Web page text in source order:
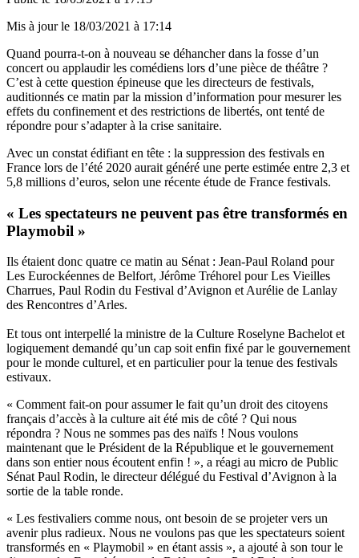
Mis à jour le 18/03/2021 à 17:14
Quand pourra-t-on à nouveau se déhancher dans la fosse d’un
concert ou applaudir les comédiens lors d’une pièce de théâtre ?
C’est à cette question épineuse que les directeurs de festivals,
auditionnés ce matin par la mission d’information pour mesurer les
effets du confinement et des restrictions de libertés, ont tenté de
répondre pour s’adapter à la crise sanitaire.
Avec un constat édifiant en tête : la suppression des festivals en
France lors de l’été 2020 aurait généré une perte estimée entre 2,3 et
5,8 millions d’euros, selon une récente étude de France festivals.
« Les spectateurs ne peuvent pas être transformés en
Playmobil »
Ils étaient donc quatre ce matin au Sénat : Jean-Paul Roland pour
Les Eurockéennes de Belfort, Jérôme Tréhorel pour Les Vieilles
Charrues, Paul Rodin du Festival d’Avignon et Aurélie de Lanlay
des Rencontres d’Arles.
Et tous ont interpellé la ministre de la Culture Roselyne Bachelot et
logiquement demandé qu’un cap soit enfin fixé par le gouvernement
pour le monde culturel, et en particulier pour la tenue des festivals
estivaux.
« Comment fait-on pour assumer le fait qu’un droit des citoyens
français d’accès à la culture ait été mis de côté ? Qui nous
répondra ? Nous ne sommes pas des naïfs ! Nous voulons
maintenant que le Président de la République et le gouvernement
dans son entier nous écoutent enfin ! », a réagi au micro de Public
Sénat Paul Rodin, le directeur délégué du Festival d’Avignon à la
sortie de la table ronde.
« Les festivaliers comme nous, ont besoin de se projeter vers un
avenir plus radieux. Nous ne voulons pas que les spectateurs soient
transformés en « Playmobil » en étant assis », a ajouté à son tour le